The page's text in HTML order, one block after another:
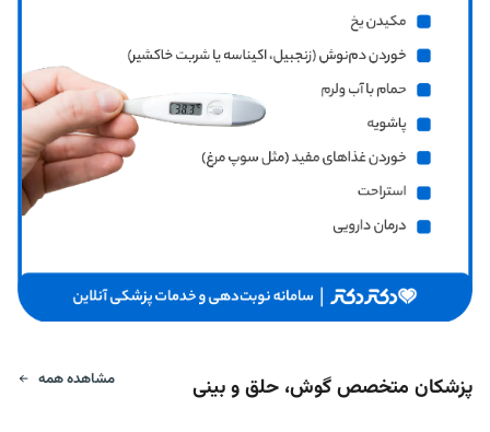
پزشکان متخصص گوش، حلق و بینی مشاهده همه